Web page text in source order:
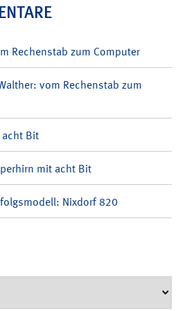
Rechenstab zum Computer
vom Rechenstab zum
acht Bit
mit acht Bit
Nixdorf 820